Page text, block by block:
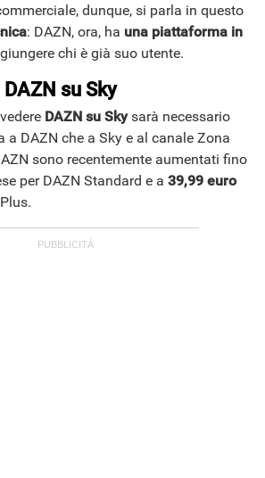
dunque, si parla in questo
: DAZN, ora, ha una piattaforma in
chi è già suo utente.
su Sky
DAZN su Skysarà necessario
a DAZN che a Sky e al canale Zona
sono recentemente aumentati fino
per DAZN Standard e a 39,99 euro